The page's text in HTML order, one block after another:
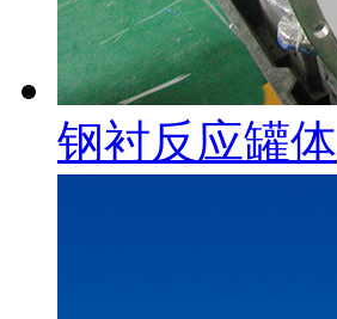
钢衬反应罐体